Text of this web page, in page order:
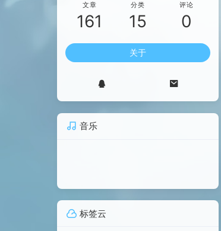
文章
161
分类
15
评论
0
关于
音乐
标签云